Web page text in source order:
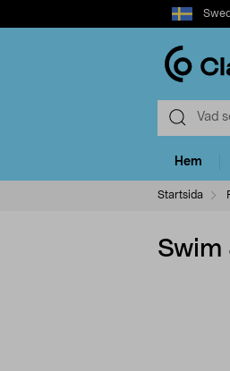
Select
market
Hem
Startsida
Swim